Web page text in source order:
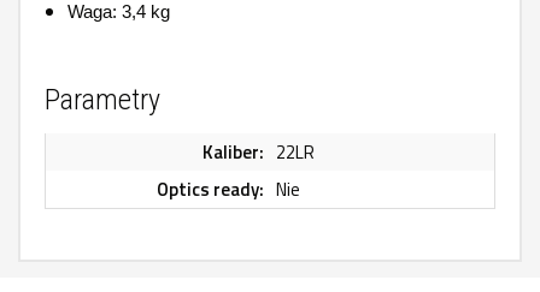
Waga: 3,4 kg
Parametry
Kaliber: 22LR
Optics ready: Nie